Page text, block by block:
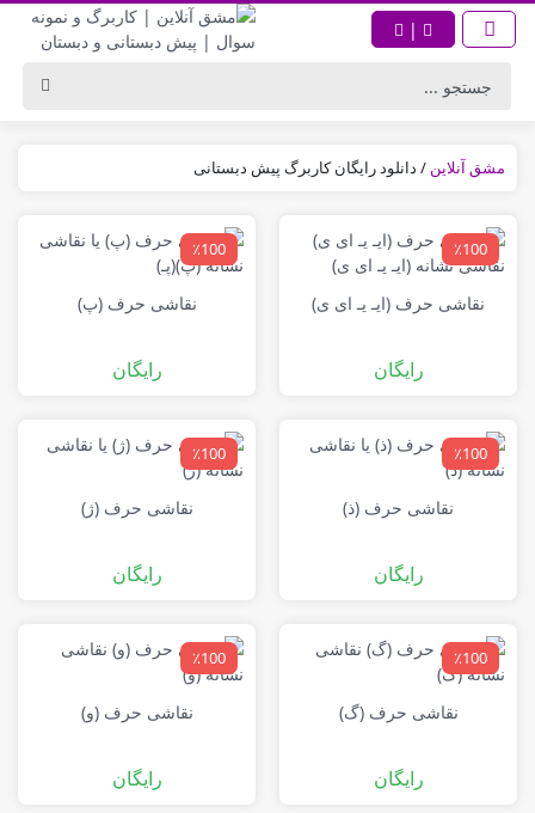
|
مشق آنلاین / دانلود رایگان کاربرگ پیش دبستانی
٪100
نقاشی حرف (ایـ یـ ای ی)
رایگان
٪100
نقاشی حرف (پ)
رایگان
٪100
نقاشی حرف (ذ)
رایگان
٪100
نقاشی حرف (ژ)
رایگان
٪100
نقاشی حرف (گ)
رایگان
٪100
نقاشی حرف (و)
رایگان